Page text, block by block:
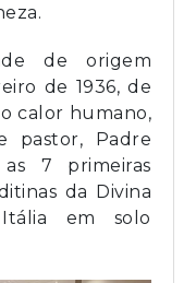
de origem
de 1936, de
calor humano,
pastor, Padre
7 primeiras
da Divina
em solo